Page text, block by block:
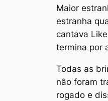
Maior
estranha
cantava
termina por
Todas as
não foram
rogado e